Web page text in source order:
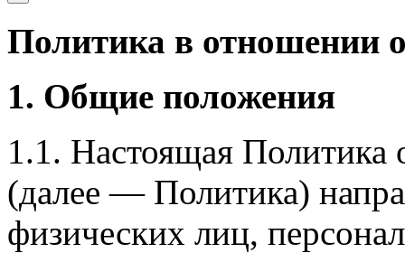
Политика в отношении
1. Общие положения
1.1. Настоящая Политика
(далее — Политика)
физических лиц,